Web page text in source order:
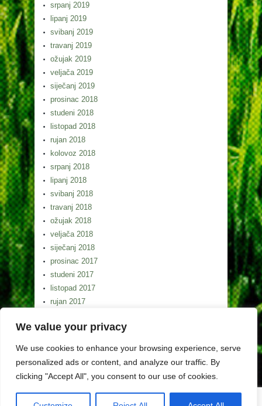
We value your privacy
We use cookies to enhance your browsing experience, serve
personalized ads or content, and analyze our traffic. By
clicking "Accept All", you consent to our use of cookies.
srpanj 2019
lipanj 2019
svibanj 2019
travanj 2019
ožujak 2019
veljača 2019
siječanj 2019
prosinac 2018
studeni 2018
listopad 2018
rujan 2018
kolovoz 2018
srpanj 2018
lipanj 2018
svibanj 2018
travanj 2018
ožujak 2018
veljača 2018
siječanj 2018
prosinac 2017
studeni 2017
listopad 2017
rujan 2017
srpanj 2017